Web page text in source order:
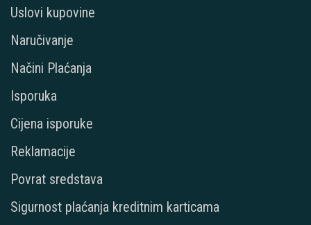
Uslovi kupovine
Naručivanje
Načini Plaćanja
Isporuka
Cijena isporuke
Reklamacije
Povrat sredstava
Sigurnost plaćanja kreditnim karticama